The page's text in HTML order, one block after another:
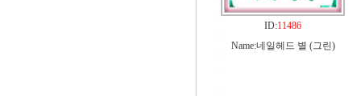
ID:11486
Name:네일헤드 별 (그린)